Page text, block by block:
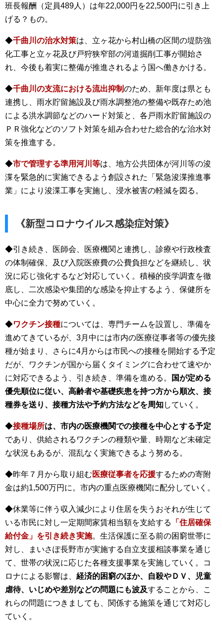
班長報酬（定員489人）は年22,000円を22,500円に引き上
げる？もの。
◆千曲川の治水対策は、立ヶ花から村山橋の区間の堤防強
化工事と立ヶ花及び戸狩狭窄部の河道掘削工事が開始さ
れ、今後も着実に整備が推進されるよう国へ働きかける。
◆千曲川の支流における流出抑制のため、新年度は県とも
連携し、雨水貯留施設及び雨水調整池の整備や既存ため池
による洪水調節などのハード対策と、各戸雨水貯留施設の
ＰＲ強化などのソフト対策を組み合わせた総合的な治水対
策を推進する。
◆市で管理する準用河川等は、地方公共団体が河川等の浚
渫を緊急的に実施できるよう創設された「緊急浚渫推進事
業」により浚渫工事を実施し、浸水被害の軽減を図る。
《新型コロナウイルス感染症対策》
◆引き続き、医師会、医療機関と連携し、診療や行政検査
の体制確保、及び入院医療費の公費負担などを継続し、状
況に応じ強化するなど対応していく。積極的疫学調査を徹
底し、二次感染や集団的な感染を抑止するよう、保健所を
中心に全力で努めていく。
◆ワクチン接種については、専門チームを設置し、準備を
進めてきているが、3月中には市内の医療従事者等の優先接
種が始まり、さらに4月からは市民への接種を開始する予定
だが、ワクチンが国から届くタイミングに合わせて速やか
に対応できるよう、引き続き、準備を進める。
国が定める
優先順位に従い、高齢者や基礎疾患を持つ方から順次、接
種券を送り、接種方法や予約方法などを周知していく。
◆接種場所は、市内の医療機関での接種を中心とする予定
であり、供給されるワクチンの種類や量、時期など未確定
な状況もあるが、混乱なく実施できるよう努める。
◆昨年７月から取り組む 医療従事者を応援するための寄附
金は約1,500万円に。市内の重点医療機関に配分していく。
◆休業等に伴う収入減少により住居を失うおそれが生じて
いる市民に対し一定期間家賃相当額を支給する
「住居確保
給付金」を引き続き実施。生活保護に至る前の困窮世帯に
対し、まいさぽ長野市が実施する自立支援相談事業を通じ
て、世帯の状況に応じた各種支援事業を実施していく。コ
ロナによる影響は、 経済的困窮のほか、自殺やＤＶ、児童
虐待、いじめや差別などの問題にも波及することから、こ
れらの問題につきましても、関係する施策を通じて対応し
ていく。